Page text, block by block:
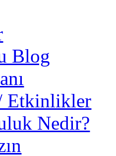
Blog
Etkinlikler
Nedir?